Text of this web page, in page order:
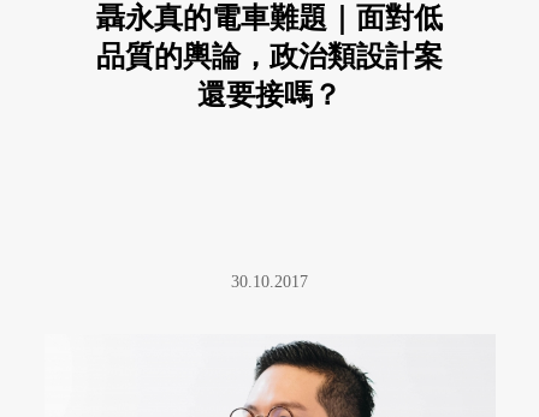
聶永真的電車難題｜面對低
品質的輿論，政治類設計案
還要接嗎？
30.10.2017